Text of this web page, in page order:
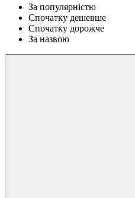
За популярністю
Спочатку дешевше
Спочатку дорожче
За назвою